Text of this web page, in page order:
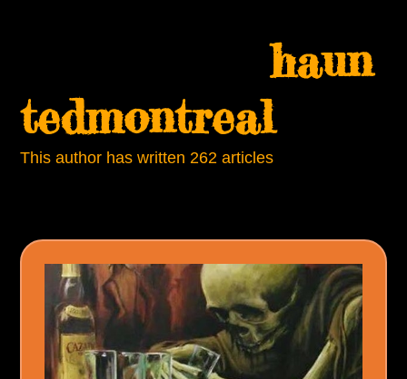
haun
tedmontreal
This author has written 262 articles